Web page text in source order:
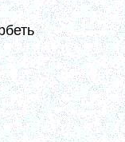
вездесущем, и
тому. Этот навык
он доставляет
чувству
и порождая